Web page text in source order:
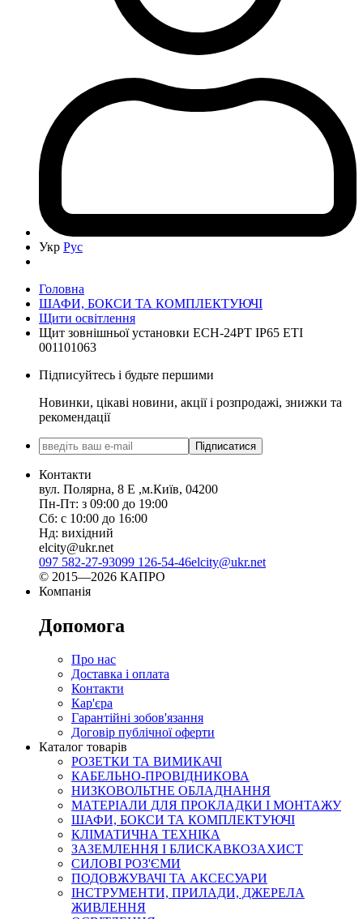
Укр Рус
Головна
ШАФИ, БОКСИ ТА КОМПЛЕКТУЮЧІ
Щити освітлення
Щит зовнішньої установки ECH-24PT IP65 ETI
001101063
Підписуйтесь і будьте першими
Новинки, цікаві новини, акції і розпродажі, знижки та
рекомендації
Підписатися
Контакти
вул. Полярна, 8 Е ,м.Київ, 04200
Пн-Пт: з 09:00 до 19:00
Сб: с 10:00 до 16:00
Нд: вихідний
elcity@ukr.net
097 582-27-93099 126-54-46elcity@ukr.net
© 2015—2026 КАПРО
Компанія
Допомога
Про нас
Доставка і оплата
Контакти
Кар'єра
Гарантійні зобов'язання
Договір публічної оферти
Каталог товарів
РОЗЕТКИ ТА ВИМИКАЧІ
КАБЕЛЬНО-ПРОВІДНИКОВА
НИЗКОВОЛЬТНЕ ОБЛАДНАННЯ
МАТЕРІАЛИ ДЛЯ ПРОКЛАДКИ І МОНТАЖУ
ШАФИ, БОКСИ ТА КОМПЛЕКТУЮЧІ
КЛІМАТИЧНА ТЕХНІКА
ЗАЗЕМЛЕННЯ І БЛИСКАВКОЗАХИСТ
СИЛОВІ РОЗ'ЄМИ
ПОДОВЖУВАЧІ ТА АКСЕСУАРИ
ІНСТРУМЕНТИ, ПРИЛАДИ, ДЖЕРЕЛА
ЖИВЛЕННЯ